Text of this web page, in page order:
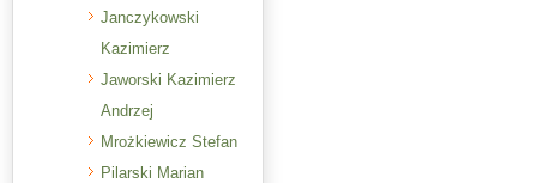
Janczykowski
Kazimierz
Jaworski Kazimierz
Andrzej
Mrożkiewicz Stefan
Pilarski Marian